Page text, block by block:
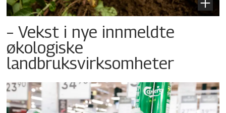
– Vekst i nye innmeldte
økologiske
landbruksvirksomheter